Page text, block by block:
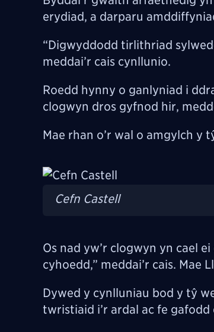
erydiad, a darparu
“Digwyddodd tirlithriad
meddai’r cais cynllunio.
Roedd hynny o ganlyniad i
clogwyn dros gyfnod hir,
Mae rhan o’r wal o amgylch y
Image
Cefn Castell
Os nad yw’r clogwyn yn cael
cyhoedd,” meddai’r cais.
Dywed y cynlluniau bod y tŷ
twristiaid i’r ardal ac fe